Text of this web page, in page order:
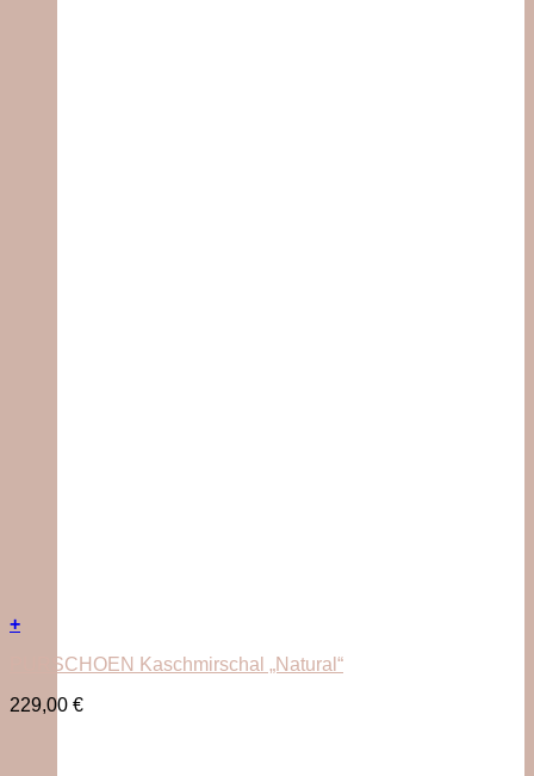
+
PURSCHOEN Kaschmirschal „Natural“
229,00 €